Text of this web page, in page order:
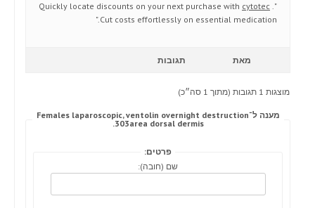
"Quickly locate discounts on your next purchase with
cytotec .
Cut costs effortlessly on essential medication."
מאת תגובות
מוצגות 1 תגובות (מתוך 1 סה״כ)
מענה ל־Females laparoscopic, ventolin overnight destruction
303area dorsal dermis.
פרטים:
שם (חובה):